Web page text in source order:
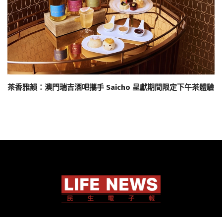
茶香雅韻：澳門瑞吉酒吧攜手 Saicho 呈獻期間限定下午茶體驗